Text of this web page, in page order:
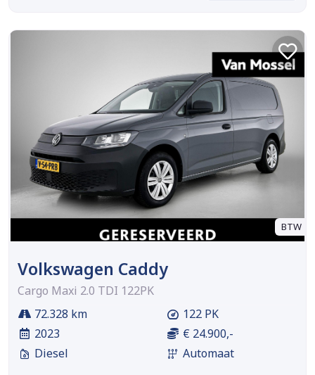
BTW
Volkswagen Caddy
Cargo Maxi 2.0 TDI 122PK
72.328 km
2023
Diesel
122 PK
€ 24.900,-
Automaat